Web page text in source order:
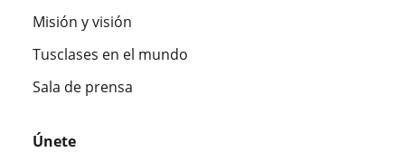
Misión y visión
Tusclases en el mundo
Sala de prensa
Únete